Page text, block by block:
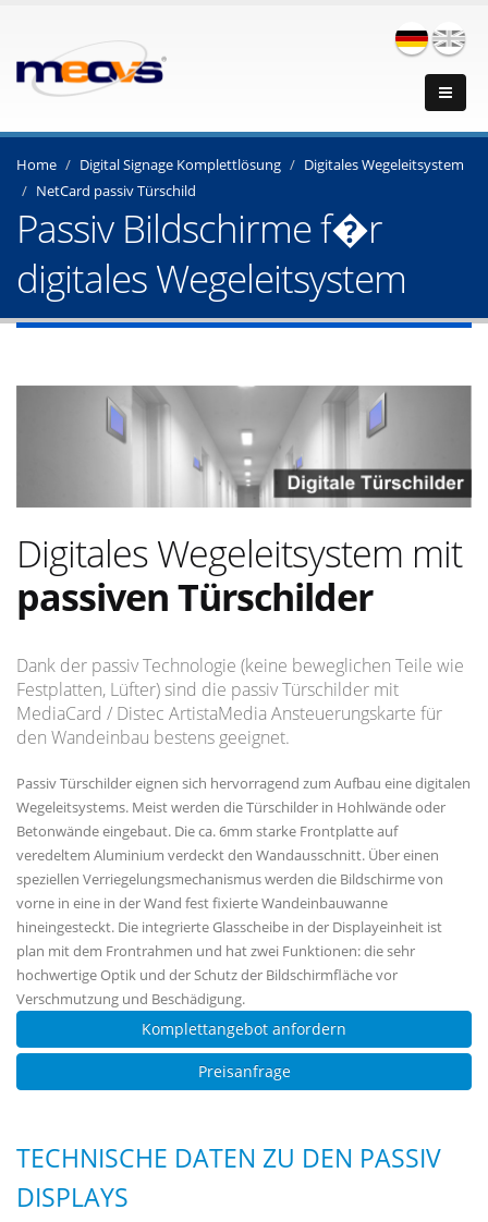
Home Digital Signage Komplettlösung
Digitales Wegeleitsystem
NetCard passiv Türschild
Passiv Bildschirme f�r
digitales Wegeleitsystem
Digitales Wegeleitsystem mit
passiven Türschilder
Dank der passiv Technologie (keine beweglichen Teile wie
Festplatten, Lüfter) sind die passiv Türschilder mit
MediaCard / Distec ArtistaMedia Ansteuerungskarte für
den Wandeinbau bestens geeignet.
Passiv Türschilder eignen sich hervorragend zum Aufbau eine digitalen
Wegeleitsystems. Meist werden die Türschilder in Hohlwände oder
Betonwände eingebaut. Die ca. 6mm starke Frontplatte auf
veredeltem Aluminium verdeckt den Wandausschnitt. Über einen
speziellen Verriegelungsmechanismus werden die Bildschirme von
vorne in eine in der Wand fest fixierte Wandeinbauwanne
hineingesteckt. Die integrierte Glasscheibe in der Displayeinheit ist
plan mit dem Frontrahmen und hat zwei Funktionen: die sehr
hochwertige Optik und der Schutz der Bildschirmfläche vor
Verschmutzung und Beschädigung.
Komplettangebot anfordern
Preisanfrage
TECHNISCHE DATEN ZU DEN PASSIV
DISPLAYS